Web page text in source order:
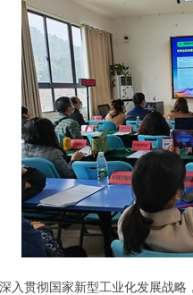
入贯彻国家新型工业化发展战